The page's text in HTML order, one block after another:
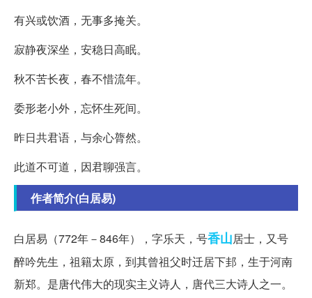
有兴或饮酒，无事多掩关。
寂静夜深坐，安稳日高眠。
秋不苦长夜，春不惜流年。
委形老小外，忘怀生死间。
昨日共君语，与余心膂然。
此道不可道，因君聊强言。
作者简介(白居易)
白居易（772年－846年），字乐天，号香山居士，又号
醉吟先生，祖籍太原，到其曾祖父时迁居下邽，生于河南
新郑。是唐代伟大的现实主义诗人，唐代三大诗人之一。